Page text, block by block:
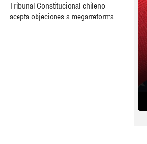
Tribunal Constitucional chileno
acepta objeciones a megarreforma